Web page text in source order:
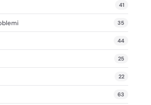
41
35
44
25
22
63